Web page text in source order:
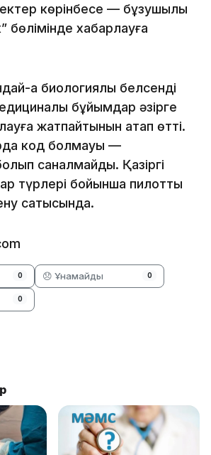
көрінбесе — бұзушылық
бөлімінде хабарлауға
ақ биологиялық белсенді
бұйымдар әзірге
жатпайтынын атап өтті.
код болмауы —
саналмайды. Қазіргі
түрлері бойынша пилоттық
сатысында.
0 😞 Ұнамайды 0
0